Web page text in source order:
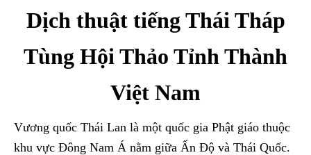
Dịch thuật tiếng Thái Tháp
Tùng Hội Thảo Tỉnh Thành
Việt Nam
Vương quốc Thái Lan là một quốc gia Phật giáo thuộc
khu vực Đông Nam Á nằm giữa Ấn Độ và Thái Quốc.